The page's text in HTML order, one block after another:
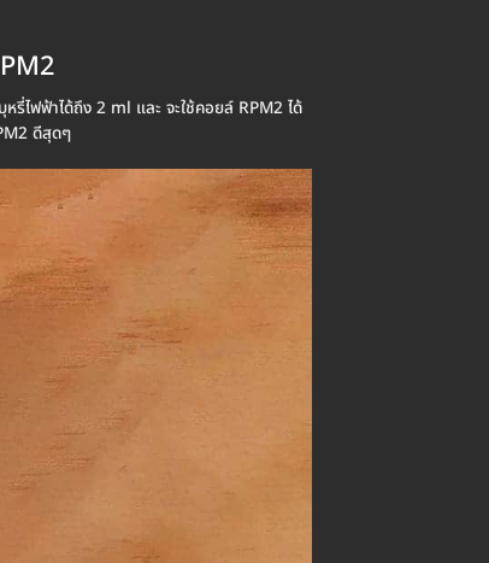
รี่ไฟฟ้าได้ถึง 2 ml และ จะใช้คอยล์ RPM2 ได้
ดีสุดๆ